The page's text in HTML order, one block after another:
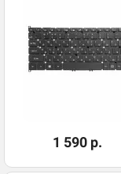
1 590 р.